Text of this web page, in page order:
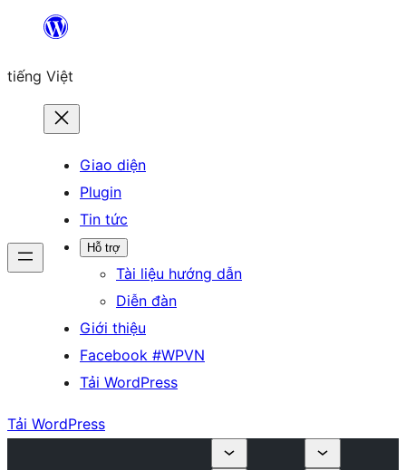
Chuyển
phần
tiếng Việt
Giao diện
Plugin
Tin tức
Hỗ trợ
Tài liệu hướng dẫn
Diễn đàn
Giới thiệu
Facebook #WPVN
Tải WordPress
Tải WordPress